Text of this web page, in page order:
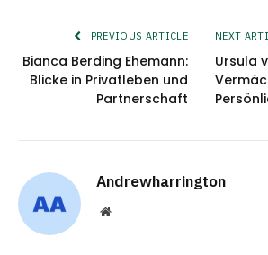
PREVIOUS ARTICLE
Bianca Berding Ehemann:
Blicke in Privatleben und
Partnerschaft
NEXT
Ursula
Andrewharrington
Website